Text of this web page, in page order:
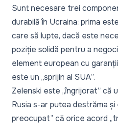
Sunt necesare trei
durabilă în Ucraina: prima
care să lupte, dacă este
poziție solidă pentru a
element european cu
este un „sprijin al SUA”.
Zelenski este „îngrijorat” că
Rusia s-ar putea destrăma
preocupat” că orice acord